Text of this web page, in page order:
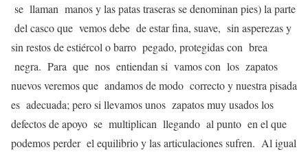
se llaman manos y las patas traseras se denominan pies) la parte
del casco que vemos debe de estar fina, suave, sin asperezas y
sin restos de estiércol o barro pegado, protegidas con brea
negra. Para que nos entiendan si vamos con los zapatos
nuevos veremos que andamos de modo correcto y nuestra pisada
es adecuada; pero si llevamos unos zapatos muy usados los
defectos de apoyo se multiplican llegando al punto en el que
podemos perder el equilibrio y las articulaciones sufren. Al igual